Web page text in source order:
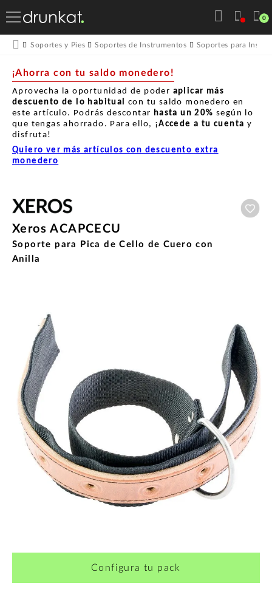
0
Soportes y Pies Soportes de Instrumentos Soportes para
¡Ahorra con tu saldo monedero!
Aprovecha la oportunidad de poder aplicar más
descuento de lo habitual con tu saldo monedero en
este artículo. Podrás descontar hasta un 20% según lo
que tengas ahorrado. Para ello, ¡Accede a tu cuenta y
disfruta!
Quiero ver más artículos con descuento extra
monedero
Xeros ACAPCECU
Soporte para Pica de Cello de Cuero con
Anilla
Configura tu pack